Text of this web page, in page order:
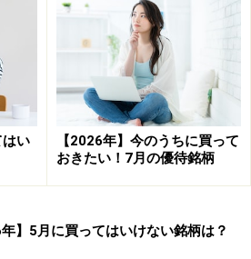
はい
【2026年】今のうちに買って
おきたい！7月の優待銘柄
年】5月に買ってはいけない銘柄は？